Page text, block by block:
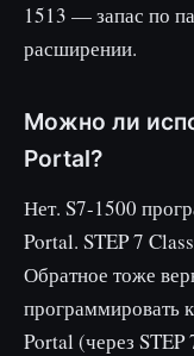
1513 — запас по
расширении.
Можно ли
Portal?
Нет. S7-1500
Portal. STEP 7
Обратное тоже
программировать
Portal (через